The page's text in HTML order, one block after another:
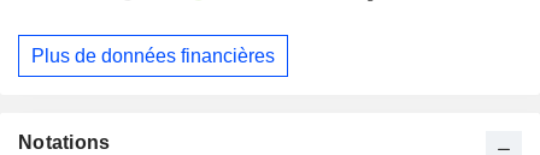
Plus de données financières
Notations